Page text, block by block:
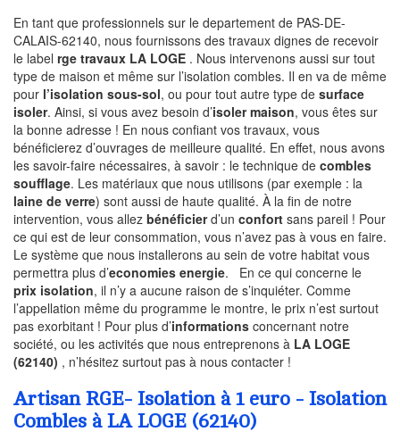
En tant que professionnels sur le departement de PAS-DE-
CALAIS-62140, nous fournissons des travaux dignes de recevoir
le label rge travaux LA LOGE . Nous intervenons aussi sur tout
type de maison et même sur l’isolation combles. Il en va de même
pour l’isolation sous-sol, ou pour tout autre type de surface
isoler. Ainsi, si vous avez besoin d’isoler maison, vous êtes sur
la bonne adresse ! En nous confiant vos travaux, vous
bénéficierez d’ouvrages de meilleure qualité. En effet, nous avons
les savoir-faire nécessaires, à savoir : le technique de combles
soufflage. Les matériaux que nous utilisons (par exemple : la
laine de verre) sont aussi de haute qualité. À la fin de notre
intervention, vous allez bénéficierd’un confort sans pareil ! Pour
ce qui est de leur consommation, vous n’avez pas à vous en faire.
Le système que nous installerons au sein de votre habitat vous
permettra plus d’economies energie. En ce qui concerne le
prix isolation, il n’y a aucune raison de s’inquiéter. Comme
l’appellation même du programme le montre, le prix n’est surtout
pas exorbitant ! Pour plus d’informations concernant notre
société, ou les activités que nous entreprenons à LA LOGE
(62140) , n’hésitez surtout pas à nous contacter !
Artisan RGE- Isolation à 1 euro - Isolation
Combles à LA LOGE (62140)